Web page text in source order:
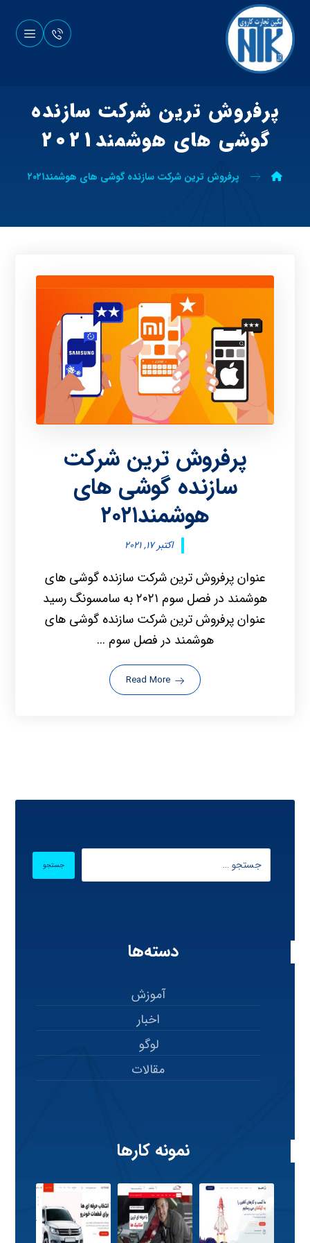
پرفروش ترین شرکت سازنده
گوشی های هوشمند۲۰۲۱
پرفروش ترین شرکت سازنده گوشی های هوشمند۲۰۲۱
پرفروش ترین شرکت
سازنده گوشی های
هوشمند۲۰۲۱
اکتبر ۱۷, ۲۰۲۱
عنوان پرفروش ترین شرکت سازنده گوشی های
هوشمند در فصل سوم ۲۰۲۱ به سامسونگ رسید
عنوان پرفروش ترین شرکت سازنده گوشی های
هوشمند در فصل سوم ...
Read More
دسته‌ها
آموزش
اخبار
لوگو
مقالات
نمونه کارها